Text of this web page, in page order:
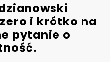
i krótko na
pytanie o